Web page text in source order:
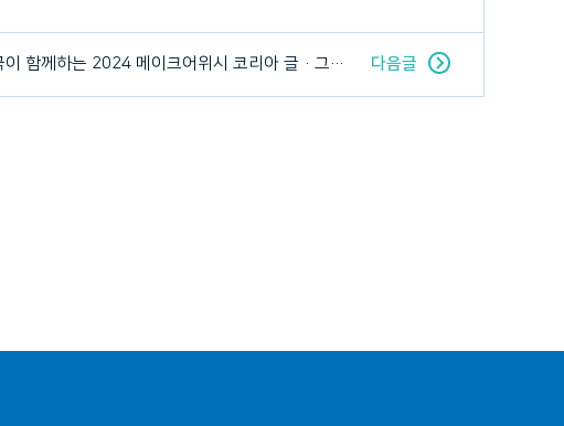
[모집] 올림푸스한국이 함께하는 2024 메이크어위시 코리아 글 · 그림 공모전 다음글